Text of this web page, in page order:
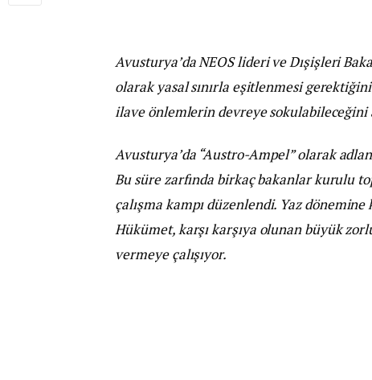
Avusturya’da NEOS lideri ve Dışişleri
olarak yasal sınırla eşitlenmesi
ilave önlemlerin devreye sokulabileceğini
Avusturya’da “Austro-Ampel” olarak
Bu süre zarfında birkaç bakanlar kurulu
çalışma kampı düzenlendi. Yaz
Hükümet, karşı karşıya olunan büyük
vermeye çalışıyor.